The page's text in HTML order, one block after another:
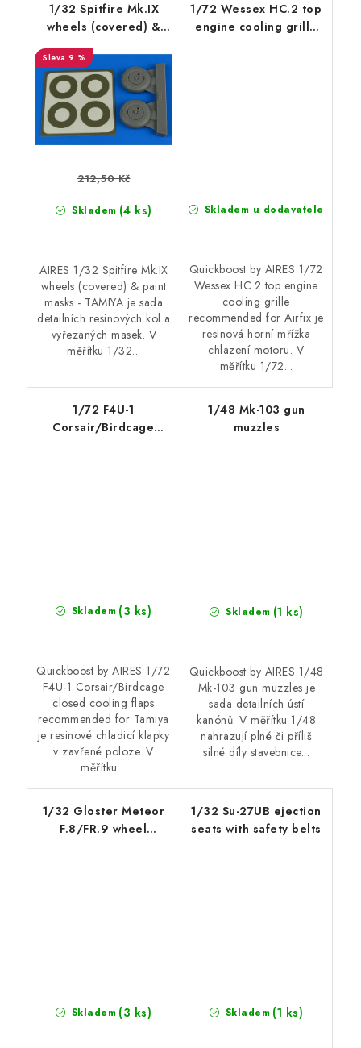
1/32 Spitfire Mk.IX
wheels (covered) &
9 %
Skladem (4 ks)
212,50 Kč
AIRES 1/32 Spitfire Mk.IX
wheels (covered) & paint
masks - TAMIYA je sada
detailních resinových kol a
vyřezaných masek. V
měřítku 1/32...
1/72 Wessex HC.2 top
engine cooling grille
Skladem u dodavatele
Quickboost by AIRES 1/72
Wessex HC.2 top engine
cooling grille
recommended for Airfix je
resinová horní mřížka
chlazení motoru. V
měřítku 1/72...
1/72 F4U-1
Corsair/Birdcage
Skladem (3 ks)
Quickboost by AIRES 1/72
F4U-1 Corsair/Birdcage
closed cooling flaps
recommended for Tamiya
je resinové chladicí klapky
v zavřené poloze. V
měřítku...
1/48 Mk-103 gun
muzzles
Skladem (1 ks)
Quickboost by AIRES 1/48
Mk-103 gun muzzles je
sada detailních ústí
kanónů. V měřítku 1/48
nahrazují plné či příliš
silné díly stavebnice...
1/32 Gloster Meteor
F.8/FR.9 wheel
Skladem (3 ks)
1/32 Su-27UB ejection
seats with safety belts
Skladem (1 ks)